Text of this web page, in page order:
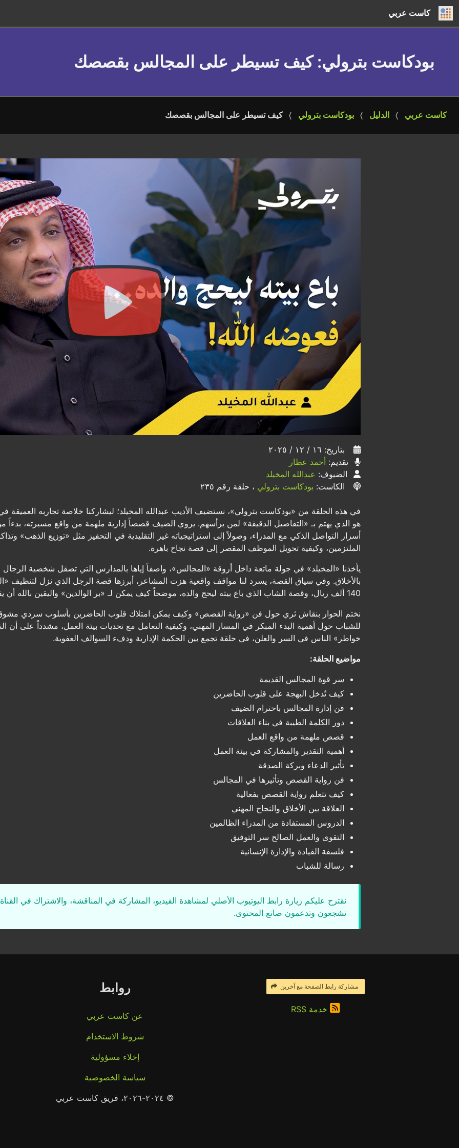
كاست عربي
بودكاست بترولي: كيف تسيطر على المجالس بقصصك
كاست عربي الدليل بودكاست بترولي كيف تسيطر على المجالس بقصصك
بتاريخ: ١٦ / ١٢ / ٢٠٢٥
تقديم: أحمد عطار
الضيوف: عبدالله المخيلد
الكاست: بودكاست بترولي ، حلقة رقم ٢٣٥
في هذه الحلقة من «بودكاست بترولي»، نستضيف الأديب عبدالله المخيلد؛ ليشاركنا خلاصة تجاربه العميقة في
هو الذي يهتم بـ «التفاصيل الدقيقة» لمن يرأسهم. يروي الضيف قصصاً إدارية ملهمة من واقع مسيرته،
أسرار التواصل الذكي مع المدراء، وصولاً إلى استراتيجياته غير التقليدية في التحفيز مثل «توزيع الذهب»
الملتزمين، وكيفية تحويل الموظف المقصر إلى قصة نجاح باهرة.
يأخذنا «المخيلد» في جولة ماتعة داخل أروقة «المجالس»، واصفاً إياها بالمدارس التي تصقل شخصية
بالأخلاق. وفي سياق القصة، يسرد لنا مواقف واقعية هزت المشاعر، أبرزها قصة الرجل الذي نزل لتنظيف
140 ألف ريال، وقصة الشاب الذي باع بيته ليحج والده، موضحاً كيف يمكن لـ «بر الوالدين» واليقين بالله أن يفتح أبواباً مغلقة ويغير الأقدار.
نختم الحوار بنقاش ثري حول فن «رواية القصص» وكيف يمكن امتلاك قلوب الحاضرين بأسلوب سردي
للشباب حول أهمية البدء المبكر في المسار المهني، وكيفية التعامل مع تحديات بيئة العمل، مشدداً على أن
خواطر» الناس في السر والعلن، في حلقة تجمع بين الحكمة الإدارية ودفء السوالف العفوية.
مواضيع الحلقة:
سر قوة المجالس القديمة
كيف تُدخل البهجة على قلوب الحاضرين
فن إدارة المجالس باحترام الضيف
دور الكلمة الطيبة في بناء العلاقات
قصص ملهمة من واقع العمل
أهمية التقدير والمشاركة في بيئة العمل
تأثير الدعاء وبركة الصدقة
فن رواية القصص وتأثيرها في المجالس
كيف تتعلم رواية القصص بفعالية
العلاقة بين الأخلاق والنجاح المهني
الدروس المستفادة من المدراء الظالمين
التقوى والعمل الصالح سر التوفيق
فلسفة القيادة والإدارة الإنسانية
رسالة للشباب
نقترح عليكم زيارة رابط اليوتيوب الأصلي لمشاهدة الفيديو، المشاركة في المناقشة، والاشتراك في
تشجعون وتدعمون صانع المحتوى.
مشاركة رابط الصفحة مع آخرين
خدمة RSS
روابط
عن كاست عربي
شروط الاستخدام
إخلاء مسؤولية
سياسة الخصوصية
© ٢٠٢٤-٢٠٢٦، فريق كاست عربي